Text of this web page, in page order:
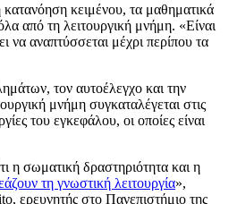
κατανόηση κειμένου, τα μαθηματικά
από τη λειτουργική μνήμη. «Είναι
να αναπτύσσεται μέχρι περίπου τα
τον αυτοέλεγχο και την
μνήμη συγκαταλέγεται στις
του εγκεφάλου, οι οποίες είναι
η σωματική δραστηριότητα και η
τη γνωστική λειτουργία»,
ερευνητής στο Πανεπιστήμιο της